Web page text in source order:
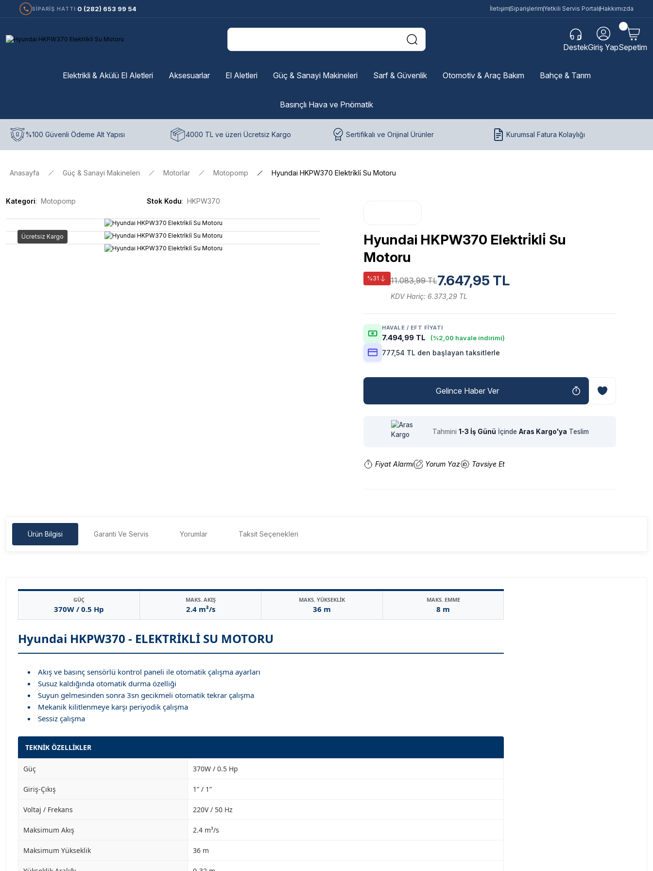
SİPARİŞ HATTI: 0 (282) 653 99 54 İletişimSiparişlerim Yetkili Servis Portalı Hakkımızda
DestekGiriş YapSepetim
Elektrikli & Akülü El Aletleri Aksesuarlar El Aletleri Güç & Sanayi Makineleri Sarf & Güvenlik Otomotiv & Araç Bakım Bahçe & Tarım
Basınçlı Hava ve Pnömatik
%100 Güvenli Ödeme Alt Yapısı 4000 TL ve üzeri Ücretsiz Kargo Sertifikalı ve Orijinal Ürünler Kurumsal Fatura Kolaylığı
Anasayfa Güç & Sanayi Makineleri Motorlar Motopomp Hyundai HKPW370 Elektri̇kli̇ Su Motoru
Kategori Motopomp Stok Kodu HKPW370
Ücretsiz Kargo
Hyundai HKPW370 Elektri̇kli̇ Su
Motoru
%31 11.083,99 TL7.647,95 TL
KDV Hariç: 6.373,29 TL
HAVALE / EFT FIYATI
7.494,99 TL (%2,00 havale indirimi)
777,54 TL den başlayan taksitlerle
Gelince Haber Ver
Tahmini 1-3 İş Günü İçinde Aras Kargo'ya Teslim
Fiyat Alarmı Yorum Yaz Tavsiye Et
Ürün Bilgisi Garanti Ve Servis Yorumlar Taksit Seçenekleri
GÜÇ
370W / 0.5 Hp
MAKS. AKIŞ
2.4 m³/s
MAKS. YÜKSEKLİK
36 m
MAKS. EMME
8 m
Hyundai HKPW370 - ELEKTRİKLİ SU MOTORU
Akış ve basınç sensörlü kontrol paneli ile otomatik çalışma ayarları
Susuz kaldığında otomatik durma özelliği
Suyun gelmesinden sonra 3sn gecikmeli otomatik tekrar çalışma
Mekanik kilitlenmeye karşı periyodik çalışma
Sessiz çalışma
TEKNİK ÖZELLİKLER
Güç 370W / 0.5 Hp
Giriş-Çıkış 1” / 1”
Voltaj / Frekans 220V / 50 Hz
Maksimum Akış 2.4 m³/s
Maksimum Yükseklik 36 m